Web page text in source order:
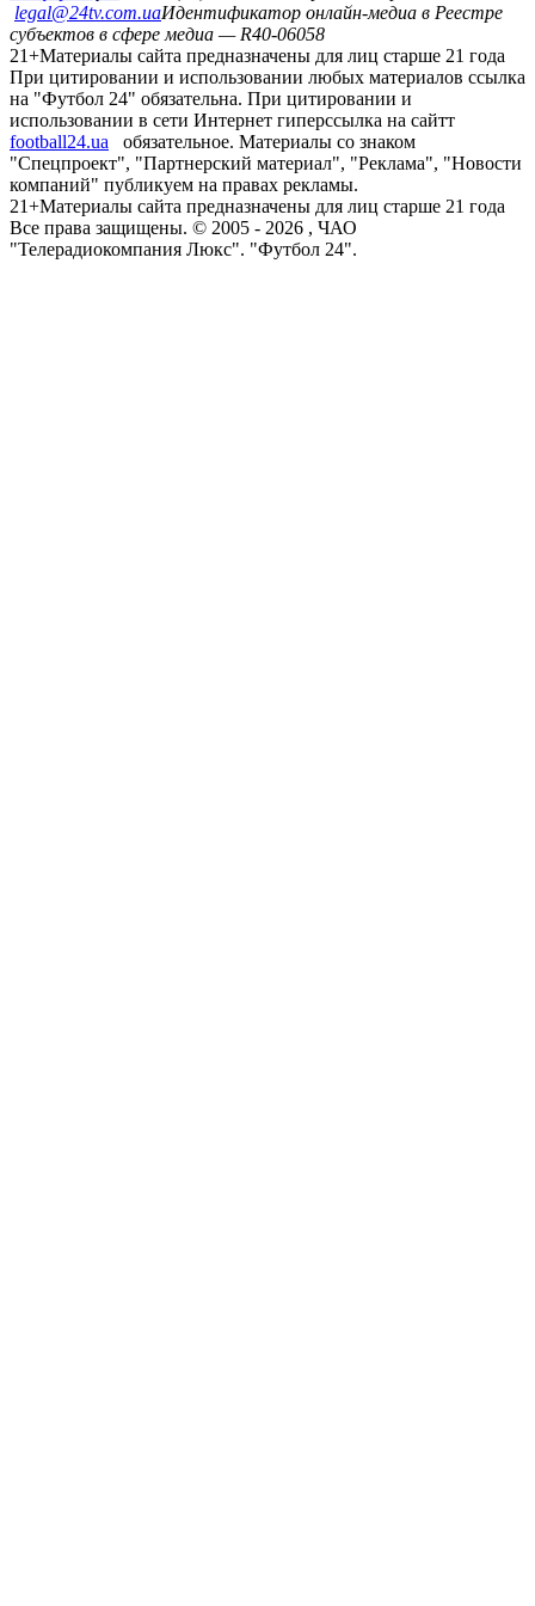
legal@24tv.com.uaИдентификатор онлайн-медиа в Реестре
субъектов в сфере медиа — R40-06058
21+Материалы сайта предназначены для лиц старше 21 года
При цитировании и использовании любых материалов ссылка
на "Футбол 24" обязательна. При цитировании и
использовании в сети Интернет гиперссылка на сайтт
football24.ua
обязательное. Материалы со знаком
"Спецпроект", "Партнерский материал", "Реклама", "Новости
компаний" публикуем на правах рекламы.
21+Материалы сайта предназначены для лиц старше 21 года
Все права защищены. © 2005 - 2026 , ЧАО
"Телерадиокомпания Люкс". "Футбол 24".